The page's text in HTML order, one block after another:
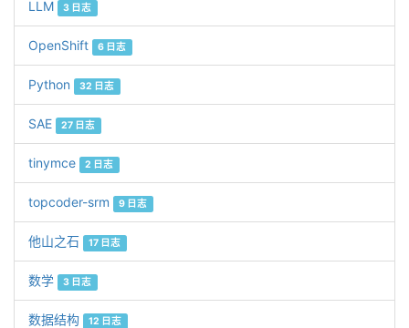
LLM 3 日志
OpenShift 6 日志
Python 32 日志
SAE 27 日志
tinymce 2 日志
topcoder-srm 9 日志
他山之石 17 日志
数学 3 日志
数据结构 12 日志